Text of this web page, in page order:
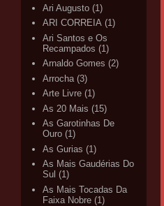
Ari Augusto (1)
ARI CORREIA (1)
Ari Santos e Os
Recampados (1)
Arnaldo Gomes (2)
Arrocha (3)
Arte Livre (1)
As 20 Mais (15)
As Garotinhas De
Ouro (1)
As Gurias (1)
As Mais Gaudérias Do
Sul (1)
As Mais Tocadas Da
Faixa Nobre (1)